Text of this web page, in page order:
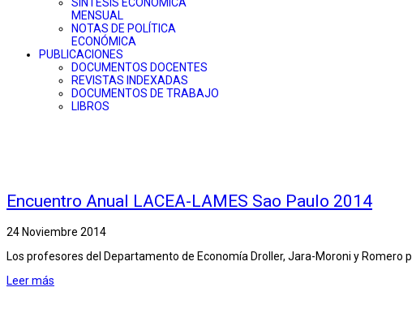
MENSUAL
NOTAS DE POLÍTICA
ECONÓMICA
PUBLICACIONES
DOCUMENTOS DOCENTES
REVISTAS INDEXADAS
DOCUMENTOS DE TRABAJO
LIBROS
Encuentro Anual LACEA-LAMES Sao Paulo 2014
24 Noviembre 2014
Los profesores del Departamento de Economía Droller, Jara-Moroni y Romero
Leer más